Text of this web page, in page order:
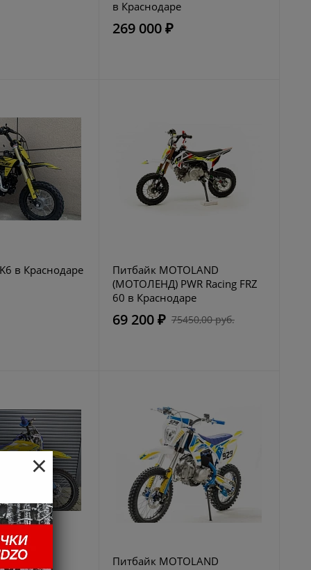
в Краснодаре
269 000 ₽
в Краснодаре
Питбайк MOTOLAND
(МОТОЛЕНД) PWR Racing FRZ
60 в Краснодаре
69 200 ₽ 75450,00 руб.
Питбайк MOTOLAND
×